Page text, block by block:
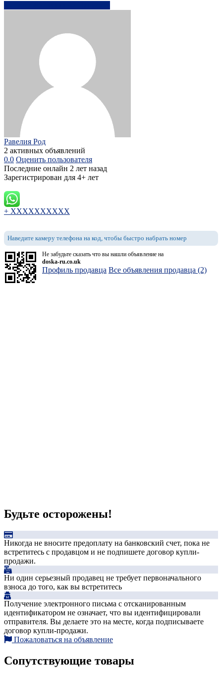
Равелия Род
2 активных объявлений
0.0 Оценить пользователя
Последние онлайн 2 лет назад
Зарегистрирован для 4+ лет
+ XXXXXXXXXX
Наведите камеру телефона на код, чтобы быстро набрать номер
Не забудьте сказать что вы нашли объявление на
doska-ru.co.uk
Профиль продавца Все объявления продавца (2)
Будьте осторожены!
Никогда не вносите предоплату на банковский счет, пока не
встретитесь с продавцом и не подпишете договор купли-
продажи.
Ни один серьезный продавец не требует первоначального
взноса до того, как вы встретитесь
Получение электронного письма с отсканированным
идентификатором не означает, что вы идентифицировали
отправителя. Вы делаете это на месте, когда подписываете
договор купли-продажи.
Пожаловаться на объявление
Сопутствующие товары